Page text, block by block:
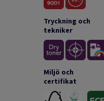
Tryckning och
tekniker
Miljö och
certifikat